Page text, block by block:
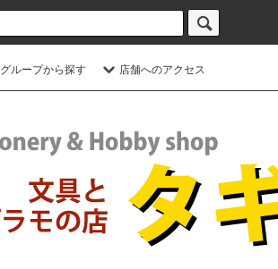
グループから探す 店舗へのアクセス